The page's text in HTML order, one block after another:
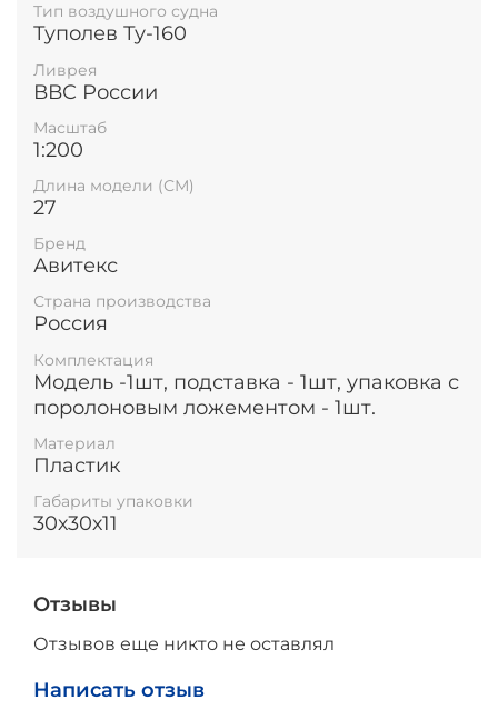
Тип воздушного судна
Туполев Ту-160
Ливрея
ВВС России
Масштаб
1:200
Длина модели (СМ)
27
Бренд
Авитекс
Страна производства
Россия
Комплектация
Модель -1шт, подставка - 1шт, упаковка с
поролоновым ложементом - 1шт.
Материал
Пластик
Габариты упаковки
30х30х11
Отзывы
Отзывов еще никто не оставлял
Написать отзыв